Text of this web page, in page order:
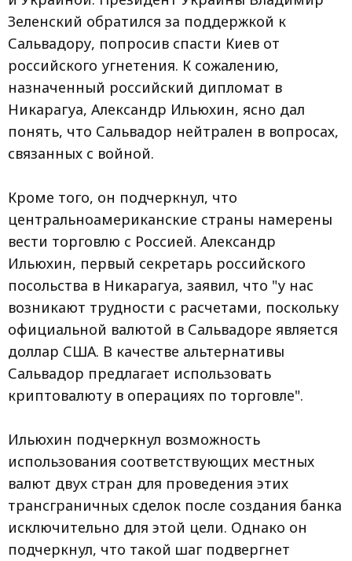
Зеленский обратился за поддержкой к
Сальвадору, попросив спасти Киев от
российского угнетения. К сожалению,
назначенный российский дипломат в
Никарагуа, Александр Ильюхин, ясно дал
понять, что Сальвадор нейтрален в вопросах,
связанных с войной.
Кроме того, он подчеркнул, что
центральноамериканские страны намерены
вести торговлю с Россией. Александр
Ильюхин, первый секретарь российского
посольства в Никарагуа, заявил, что "у нас
возникают трудности с расчетами, поскольку
официальной валютой в Сальвадоре является
доллар США. В качестве альтернативы
Сальвадор предлагает использовать
криптовалюту в операциях по торговле".
Ильюхин подчеркнул возможность
использования соответствующих местных
валют двух стран для проведения этих
трансграничных сделок после создания банка
исключительно для этой цели. Однако он
подчеркнул, что такой шаг подвергнет